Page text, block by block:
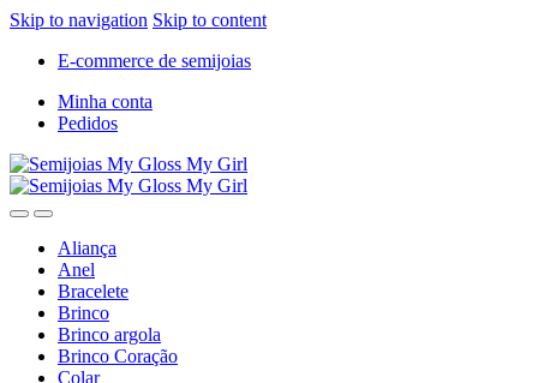
Skip to navigation Skip to content
E-commerce de semijoias
Minha conta
Pedidos
Aliança
Anel
Bracelete
Brinco
Brinco argola
Brinco Coração
Colar